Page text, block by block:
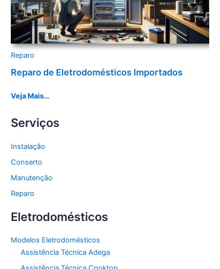
Reparo
Reparo de Eletrodomésticos Importados
Veja Mais…
Serviços
Instalação
Conserto
Manutenção
Reparo
Eletrodomésticos
Modelos Eletrodomésticos
Assistência Técnica Adega